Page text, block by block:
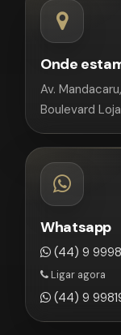
Onde
Av.
Boulevard Loja
Whatsapp
(44) 9
Ligar agora
(44) 9